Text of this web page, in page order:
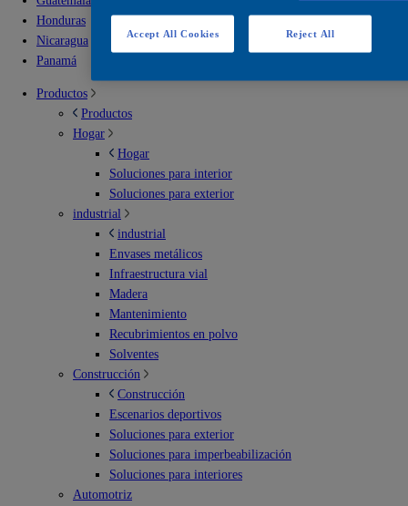
Honduras
Nicaragua
Panamá
Productos
Productos
Hogar
Hogar
Soluciones para interior
Soluciones para exterior
industrial
industrial
Envases metálicos
Infraestructura vial
Madera
Mantenimiento
Recubrimientos en polvo
Solventes
Construcción
Construcción
Escenarios deportivos
Soluciones para exterior
Soluciones para imperbeabilización
Soluciones para interiores
Automotriz
Reject All
Accept All Cookies